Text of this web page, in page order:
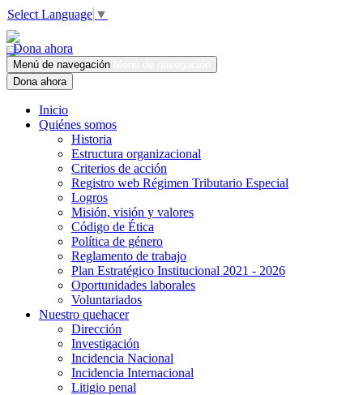
Select Language ▼
Dona ahora
Menú de navegación
Dona ahora
Inicio
Quiénes somos
Historia
Estructura organizacional
Criterios de acción
Registro web Régimen Tributario Especial
Logros
Misión, visión y valores
Código de Ética
Política de género
Reglamento de trabajo
Plan Estratégico Institucional 2021 - 2026
Oportunidades laborales
Voluntariados
Nuestro quehacer
Dirección
Investigación
Incidencia Nacional
Incidencia Internacional
Litigio penal